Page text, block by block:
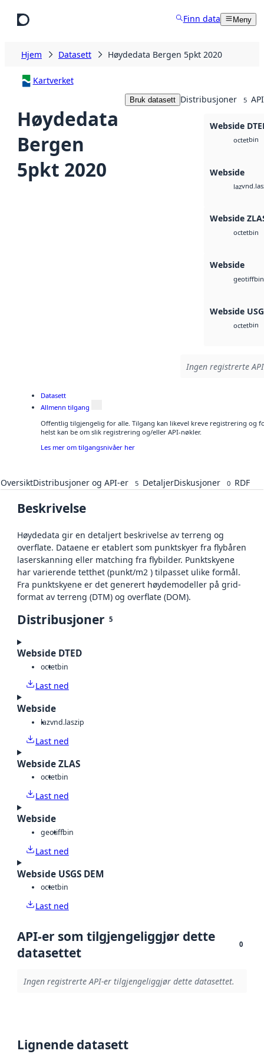
Finn data Meny
Hjem Datasett Høydedata Bergen 5pkt 2020
Kartverket
Høydedata
Bergen
5pkt 2020
Bruk datasett Distribusjoner 5
Webside
octetbin
Webside
laz
Webside
octetbin
Webside
geotiffbin
Webside
octetbin
Ingen registrerte
Datasett
Allmenn tilgang
Offentlig tilgjengelig for alle. Tilgang kan likevel kreve registrering og
helst kan be om slik registrering og/eller API-nøkler.
Les mer om tilgangsnivåer her
OversiktDistribusjoner og API-er 5 DetaljerDiskusjoner 0 RDF
Beskrivelse
Høydedata gir en detaljert beskrivelse av terreng og
overflate. Dataene er etablert som punktskyer fra flybåren
laserskanning eller matching fra flybilder. Punktskyene
har varierende tetthet (punkt/m2 ) tilpasset ulike formål.
Fra punktskyene er det generert høydemodeller på grid-
format av terreng (DTM) og overflate (DOM).
Distribusjoner 5
Webside DTED
octetbin
Last ned
Webside
lazvnd.laszip
Last ned
Webside ZLAS
octetbin
Last ned
Webside
geotiffbin
Last ned
Webside USGS DEM
octetbin
Last ned
API-er som tilgjengeliggjør dette
datasettet
0
Ingen registrerte API-er tilgjengeliggjør dette datasettet.
Lignende datasett